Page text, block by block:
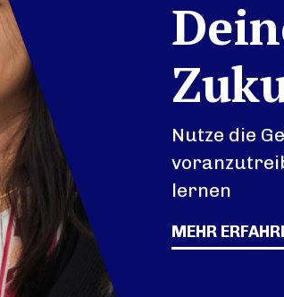
Nutze die
lernen
MEHR